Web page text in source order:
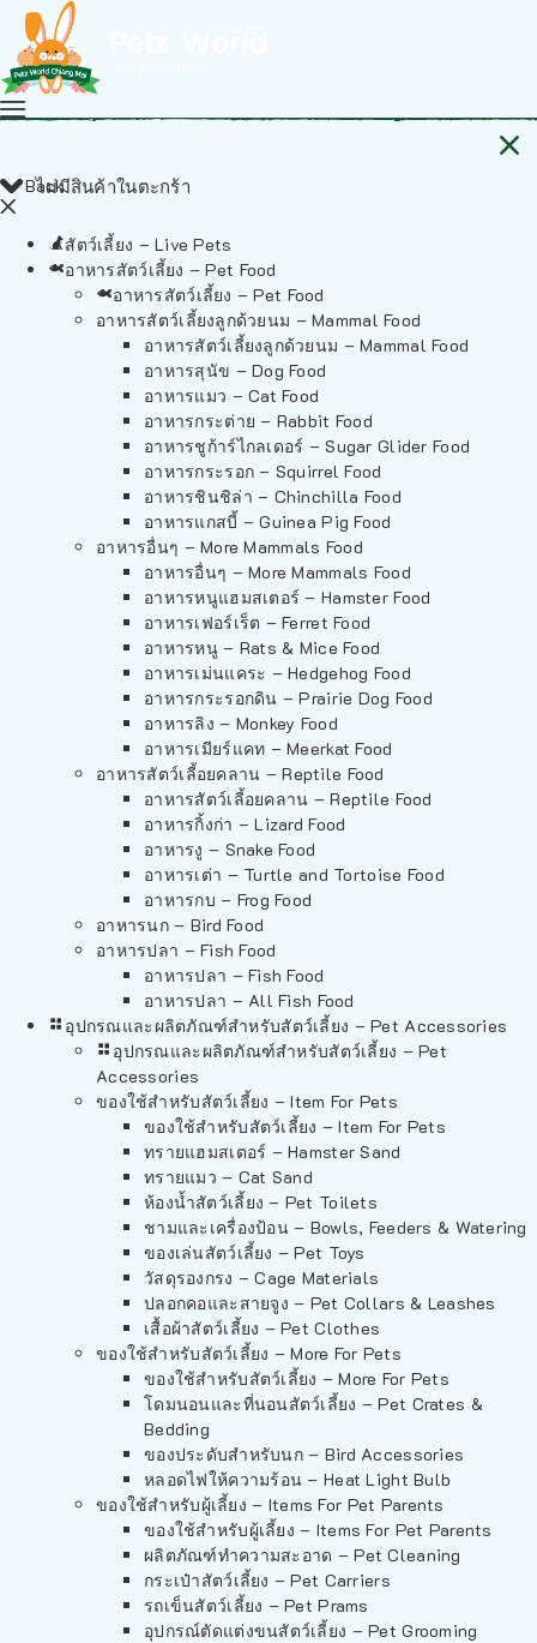
ไม่มีสินค้าในตะกร้า
Back
สัตว์เลี้ยง – Live Pets
อาหารสัตว์เลี้ยง – Pet Food
อาหารสัตว์เลี้ยง – Pet Food
อาหารสัตว์เลี้ยงลูกด้วยนม – Mammal Food
อาหารสัตว์เลี้ยงลูกด้วยนม – Mammal Food
อาหารสุนัข – Dog Food
อาหารแมว – Cat Food
อาหารกระต่าย – Rabbit Food
อาหารชูก้าร์ไกลเดอร์ – Sugar Glider Food
อาหารกระรอก – Squirrel Food
อาหารชินชิล่า – Chinchilla Food
อาหารแกสบี้ – Guinea Pig Food
อาหารอื่นๆ – More Mammals Food
อาหารอื่นๆ – More Mammals Food
อาหารหนูแฮมสเตอร์ – Hamster Food
อาหารเฟอร์เร็ต – Ferret Food
อาหารหนู – Rats & Mice Food
อาหารเม่นแคระ – Hedgehog Food
อาหารกระรอกดิน – Prairie Dog Food
อาหารลิง – Monkey Food
อาหารเมียร์แคท – Meerkat Food
อาหารสัตว์เลี้อยคลาน – Reptile Food
อาหารสัตว์เลี้อยคลาน – Reptile Food
อาหารกิ้งก่า – Lizard Food
อาหารงู – Snake Food
อาหารเต่า – Turtle and Tortoise Food
อาหารกบ – Frog Food
อาหารนก – Bird Food
อาหารปลา – Fish Food
อาหารปลา – Fish Food
อาหารปลา – All Fish Food
อุปกรณและผลิตภัณฑ์สำหรับสัตว์เลี้ยง – Pet Accessories
อุปกรณและผลิตภัณฑ์สำหรับสัตว์เลี้ยง – Pet
Accessories
ของใช้สำหรับสัตว์เลี้ยง – Item For Pets
ของใช้สำหรับสัตว์เลี้ยง – Item For Pets
ทรายแฮมสเตอร์ – Hamster Sand
ทรายแมว – Cat Sand
ห้องน้ำสัตว์เลี้ยง – Pet Toilets
ชามและเครื่องป้อน – Bowls, Feeders & Watering
ของเล่นสัตว์เลี้ยง – Pet Toys
วัสดุรองกรง – Cage Materials
ปลอกคอและสายจูง – Pet Collars & Leashes
เสื้อผ้าสัตว์เลี้ยง – Pet Clothes
ของใช้สำหรับสัตว์เลี้ยง – More For Pets
ของใช้สำหรับสัตว์เลี้ยง – More For Pets
โดมนอนและที่นอนสัตว์เลี้ยง – Pet Crates &
Bedding
ของประดับสำหรับนก – Bird Accessories
หลอดไฟให้ความร้อน – Heat Light Bulb
ของใช้สำหรับผู้เลี้ยง – Items For Pet Parents
ของใช้สำหรับผู้เลี้ยง – Items For Pet Parents
ผลิตภัณฑ์ทำความสะอาด – Pet Cleaning
กระเป๋าสัตว์เลี้ยง – Pet Carriers
รถเข็นสัตว์เลี้ยง – Pet Prams
อุปกรณ์ตัดแต่งขนสัตว์เลี้ยง – Pet Grooming